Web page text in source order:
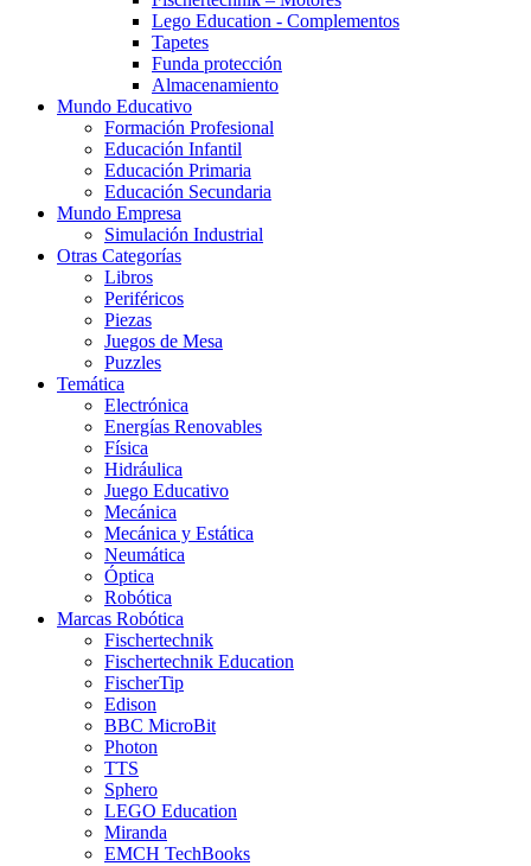
Lego Education - Complementos
Tapetes
Funda protección
Almacenamiento
Mundo Educativo
Formación Profesional
Educación Infantil
Educación Primaria
Educación Secundaria
Mundo Empresa
Simulación Industrial
Otras Categorías
Libros
Periféricos
Piezas
Juegos de Mesa
Puzzles
Temática
Electrónica
Energías Renovables
Física
Hidráulica
Juego Educativo
Mecánica
Mecánica y Estática
Neumática
Óptica
Robótica
Marcas Robótica
Fischertechnik
Fischertechnik Education
FischerTip
Edison
BBC MicroBit
Photon
TTS
Sphero
LEGO Education
Miranda
EMCH TechBooks